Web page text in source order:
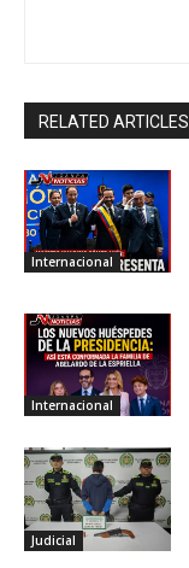
RELATED ARTICLES
Internacional
Internacional
Judicial